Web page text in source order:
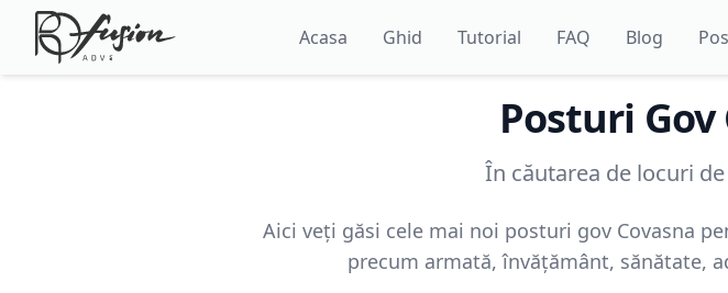
Acasa Ghid Tutorial FAQ Blog
Posturi Gov
În căutarea de locuri
Aici veți găsi cele mai noi posturi gov Covasna
precum armată, învățământ, sănătate,